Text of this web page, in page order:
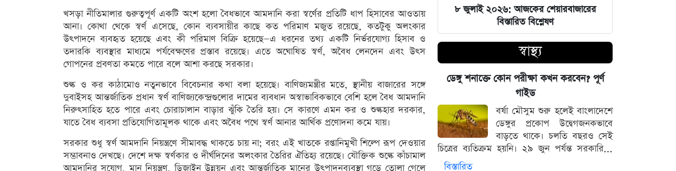
খসড়া নীতিমালার গুরুত্বপূর্ণ একটি অংশ হলো বৈধভাবে আমদানি করা স্বর্ণের প্রতিটি ধাপ হিসাবের আওতায়
আনা। কোথা থেকে স্বর্ণ এসেছে, কোন ব্যবসায়ীর কাছে কত পরিমাণ মজুত রয়েছে, কতটুকু অলংকার
উৎপাদনে ব্যবহৃত হয়েছে এবং কী পরিমাণ বিক্রি হয়েছে—এ ধরনের তথ্য একটি নির্ভরযোগ্য হিসাব ও
তদারকি ব্যবস্থার মাধ্যমে পর্যবেক্ষণের প্রস্তাব রয়েছে। এতে অঘোষিত স্বর্ণ, অবৈধ লেনদেন এবং উৎস
গোপনের প্রবণতা কমতে পারে বলে আশা করছে সরকার।
শুল্ক ও কর কাঠামোও নতুনভাবে বিবেচনার কথা বলা হয়েছে। বাণিজ্যমন্ত্রীর মতে, স্থানীয় বাজারের সঙ্গে
দুবাইসহ আন্তর্জাতিক প্রধান স্বর্ণ বাণিজ্যকেন্দ্রগুলোর দামের ব্যবধান অস্বাভাবিকভাবে বেশি হলে বৈধ আমদানি
নিরুৎসাহিত হতে পারে এবং চোরাচালান বাড়ার ঝুঁকি তৈরি হয়। সে কারণে এমন কর ও শুল্কহার দরকার,
যাতে বৈধ ব্যবসা প্রতিযোগিতামূলক থাকে এবং অবৈধ পথে স্বর্ণ আনার আর্থিক প্রণোদনা কমে যায়।
সরকার শুধু স্বর্ণ আমদানি নিয়ন্ত্রণে সীমাবদ্ধ থাকতে চায় না; বরং এই খাতকে রপ্তানিমুখী শিল্পে রূপ দেওয়ার
সম্ভাবনাও দেখছে। দেশে দক্ষ স্বর্ণকার ও দীর্ঘদিনের অলংকার তৈরির ঐতিহ্য রয়েছে। যৌক্তিক শুল্কে কাঁচামাল
আমদানির সুযোগ, মান নিয়ন্ত্রণ, ডিজাইন উন্নয়ন এবং আন্তর্জাতিক মানের উৎপাদনব্যবস্থা গড়ে তোলা গেলে
চাঁদের পৃষ্ঠে ফ্যালকন-৯ রকেটের
অনাকাঙ্ক্ষিত আঘাত
আবু সাঈদের ছবি ছাড়া কোনো ডকুমেন্টারি
হতে পারে না: ভারপ্রাপ্ত রাষ্ট্রপতি হাফিজ
উদ্দিন
জুলাই স্মৃতি জাদুঘর উদ্বোধন করলেন
প্রধানমন্ত্রী তারেক রহমান
মার্কিন ক্ষেপণাস্ত্র মজুত নিয়ে নতুন তথ্য, কী
৮ জুলাই ২০২৬: আজকের শেয়ারবাজারের
বিস্তারিত বিশ্লেষণ
স্বাস্থ্য
ডেঙ্গু শনাক্তে কোন পরীক্ষা কখন করবেন? পূর্ণ
গাইড
বর্ষা মৌসুম শুরু হলেই বাংলাদেশে
ডেঙ্গুর প্রকোপ উদ্বেগজনকভাবে
বাড়তে থাকে। চলতি বছরও সেই
চিত্রের ব্যতিক্রম হয়নি। ২৯ জুন পর্যন্ত সরকারি...
বিস্তারিত